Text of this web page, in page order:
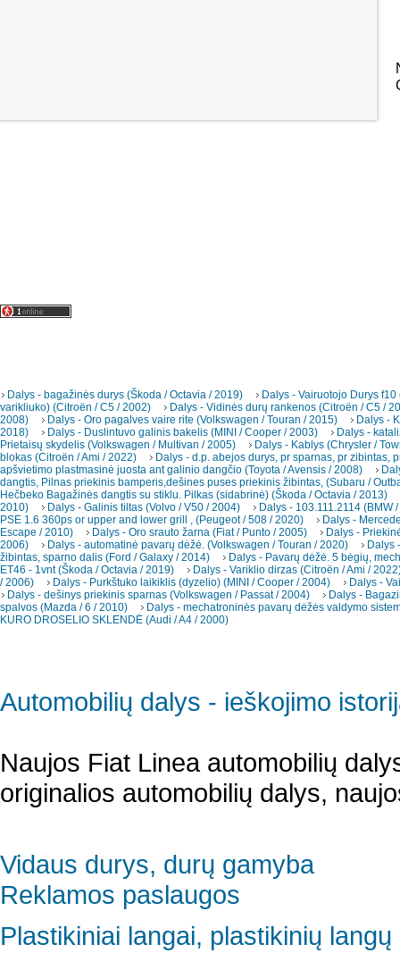
Dalys - bagažinės durys (Škoda / Octavia / 2019)
Dalys - Vairuotojo Durys
varikliuko) (Citroën / C5 / 2002)
Dalys - Vidinės durų rankenos (Citroën / C5 /
2008)
Dalys - Oro pagalves vaire rite (Volkswagen / Touran / 2015)
Dalys -
2018)
Dalys - Duslintuvo galinis bakelis (MINI / Cooper / 2003)
Dalys -
Prietaisų skydelis (Volkswagen / Multivan / 2005)
Dalys - Kablys (Chrysler /
blokas (Citroën / Ami / 2022)
Dalys - d.p. abejos durys, pr sparnas, pr zibintas,
apšvietimo plastmasinė juosta ant galinio dangčio (Toyota / Avensis / 2008)
dangtis, Pilnas priekinis bamperis,dešines puses priekinis žibintas, (Subaru /
Hečbeko Bagažinės dangtis su stiklu. Pilkas (sidabrinė) (Škoda / Octavia / 2013)
2010)
Dalys - Galinis tiltas (Volvo / V50 / 2004)
Dalys - 103.111.2114 (BMW
PSE 1.6 360ps or upper and lower grill , (Peugeot / 508 / 2020)
Dalys -
Escape / 2010)
Dalys - Oro srauto žarna (Fiat / Punto / 2005)
Dalys -
2006)
Dalys - automatinė pavarų dėžė. (Volkswagen / Touran / 2020)
Dalys
žibintas, sparno dalis (Ford / Galaxy / 2014)
Dalys - Pavarų dėžė. 5 bėgių,
ET46 - 1vnt (Škoda / Octavia / 2019)
Dalys - Variklio dirzas (Citroën / Ami /
/ 2006)
Dalys - Purkštuko laikiklis (dyzelio) (MINI / Cooper / 2004)
Dalys -
Dalys - dešinys priekinis sparnas (Volkswagen / Passat / 2004)
Dalys -
spalvos (Mazda / 6 / 2010)
Dalys - mechatroninės pavarų dėžės valdymo
KURO DROSELIO SKLENDĖ (Audi / A4 / 2000)
Automobilių dalys - ieškojimo
Naujos Fiat Linea automobilių
originalios automobilių dalys,
Vidaus durys, durų gamyba
Reklamos paslaugos
Plastikiniai langai, plastikinių